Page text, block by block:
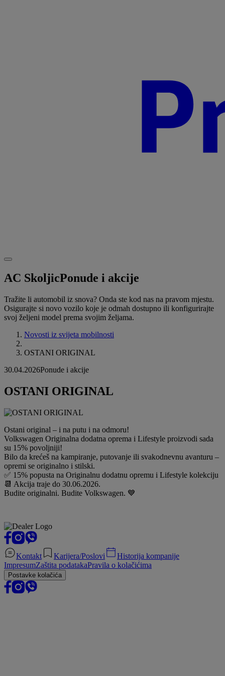
AC SkoljicPonude i akcije
Tražite li automobil iz snova? Onda ste kod nas na pravom mjestu.
Osigurajte si novo vozilo koje je odmah dostupno ili konfigurirajte
svoj željeni model prema svojim željama.
Novosti iz svijeta mobilnosti
OSTANI ORIGINAL
30.04.2026Ponude i akcije
OSTANI ORIGINAL
Ostani original – i na putu i na odmoru!
Volkswagen Originalna dodatna oprema i Lifestyle proizvodi sada
su 15% povoljniji!
Bilo da krećeš na kampiranje, putovanje ili svakodnevnu avanturu –
opremi se originalno i stilski.
✅ 15% popusta na Originalnu dodatnu opremu i Lifestyle kolekciju
📆 Akcija traje do 30.06.2026.
Budite originalni. Budite Volkswagen. 💙
Kontakt Karijera/Poslovi
Historija kompanije
ImpresumZaštita podatakaPravila o kolačićima
Postavke kolačića